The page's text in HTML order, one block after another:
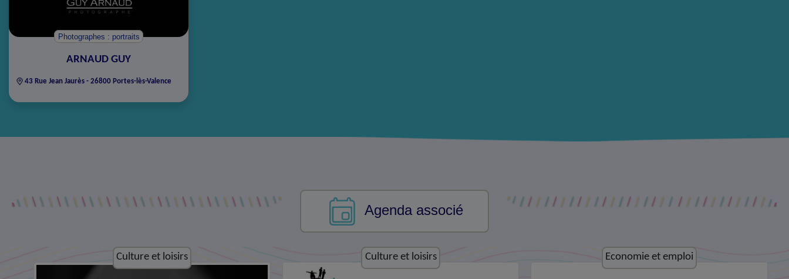
Photographes : portraits
ARNAUD GUY
43 Rue Jean Jaurès - 26800 Portes-lès-Valence
Agenda associé
Culture et loisirs Economie et emploi Culture et loisirs